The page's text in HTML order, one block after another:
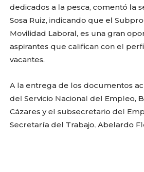
Facebook
Twitter
EmailCopy
Link
dedicados a la pesca, comentó la
Sosa Ruiz, indicando que el
Movilidad Laboral, es una gran
aspirantes que califican con el
vacantes.
A la entrega de los documentos
del Servicio Nacional del Empleo,
Cázares y el subsecretario del
Secretaría del Trabajo, Abelardo